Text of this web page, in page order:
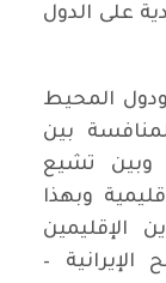
على الدول
ودول المحيط
بين
وبين تشيع
وبهذا
الإقليمين
–